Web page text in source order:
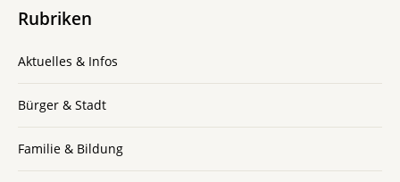
Rubriken
Aktuelles & Infos
Bürger & Stadt
Familie & Bildung